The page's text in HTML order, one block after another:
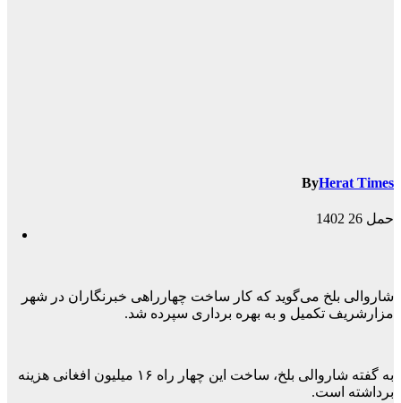
ByHerat Times
حمل 26 1402
شاروالی بلخ می‌گوید که کار ساخت چهارراهی خبرنگاران در شهر
مزارشریف تکمیل و به بهره برداری سپرده شد.
به گفته شاروالی بلخ، ساخت این چهار راه ۱۶ میلیون افغانی هزینه
برداشته است.